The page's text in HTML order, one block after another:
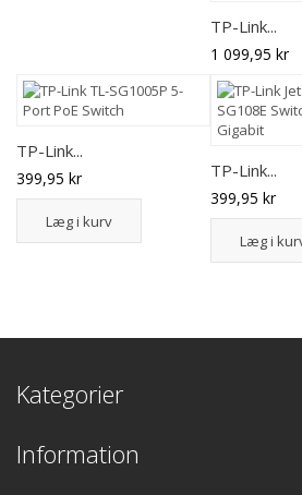
TP-Link...
1 099,95 kr
TP-Link...
399,95 kr
Læg i kurv
TP-Link...
399,95 kr
Læg i
Kategorier
Information